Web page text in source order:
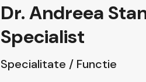
Dr. Andreea
Specialist
Specialitate / Functie